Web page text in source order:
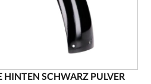
HINTEN SCHWARZ PULVER